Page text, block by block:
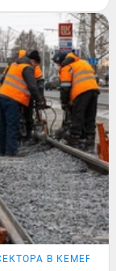
В КЕМЕРОВЕ